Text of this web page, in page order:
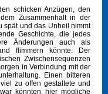
schicken Anzügen, den
Zusammenhalt in der
spät und das Unheil nimmt
Geschichte, die jedes
Änderungen auch als
flimmern könnte. Der
Zwischensequenzen
in Verbindung mit der
Einen bitteren
zu offen gestaltete und
könnten hier mögliche